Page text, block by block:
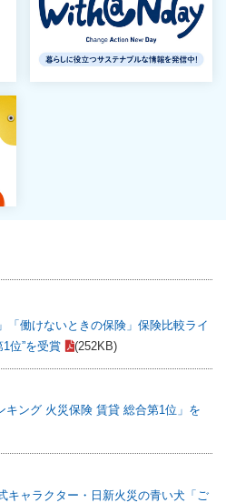
「働けないときの保険」保険比較ライ
位”を受賞
(252KB)
キング 火災保険 賃貸 総合第1位」を
キャラクター・日新火災の青い犬「ご